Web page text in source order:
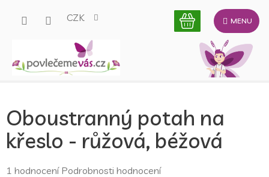
CZK
Oboustranný potah na
křeslo - růžová, béžová
Průměrné
1 hodnocení Podrobnosti hodnocení